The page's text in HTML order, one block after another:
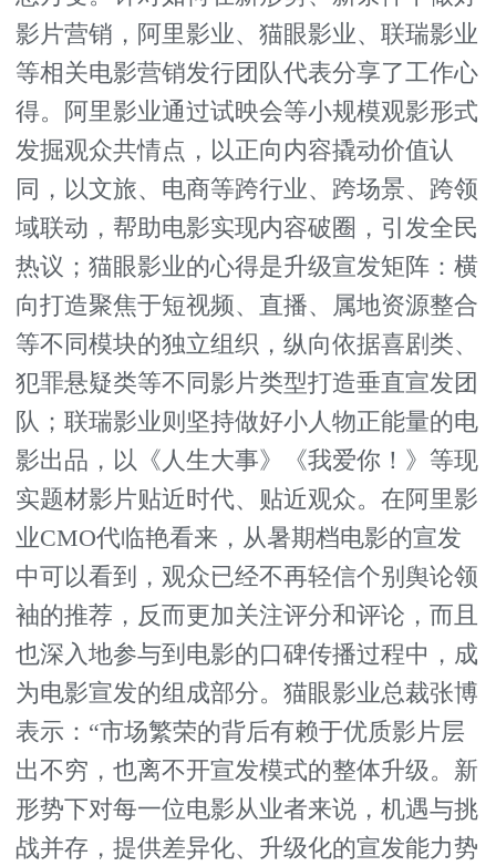
影片营销，阿里影业、猫眼影业、联瑞影业
等相关电影营销发行团队代表分享了工作心
得。阿里影业通过试映会等小规模观影形式
发掘观众共情点，以正向内容撬动价值认
同，以文旅、电商等跨行业、跨场景、跨领
域联动，帮助电影实现内容破圈，引发全民
热议；猫眼影业的心得是升级宣发矩阵：横
向打造聚焦于短视频、直播、属地资源整合
等不同模块的独立组织，纵向依据喜剧类、
犯罪悬疑类等不同影片类型打造垂直宣发团
队；联瑞影业则坚持做好小人物正能量的电
影出品，以《人生大事》《我爱你！》等现
实题材影片贴近时代、贴近观众。在阿里影
业CMO代临艳看来，从暑期档电影的宣发
中可以看到，观众已经不再轻信个别舆论领
袖的推荐，反而更加关注评分和评论，而且
也深入地参与到电影的口碑传播过程中，成
为电影宣发的组成部分。猫眼影业总裁张博
表示：“市场繁荣的背后有赖于优质影片层
出不穷，也离不开宣发模式的整体升级。新
形势下对每一位电影从业者来说，机遇与挑
战并存，提供差异化、升级化的宣发能力势